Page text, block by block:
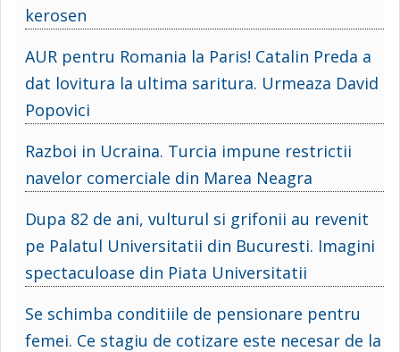
kerosen
AUR pentru Romania la Paris! Catalin Preda a
dat lovitura la ultima saritura. Urmeaza David
Popovici
Razboi in Ucraina. Turcia impune restrictii
navelor comerciale din Marea Neagra
Dupa 82 de ani, vulturul si grifonii au revenit
pe Palatul Universitatii din Bucuresti. Imagini
spectaculoase din Piata Universitatii
Se schimba conditiile de pensionare pentru
femei. Ce stagiu de cotizare este necesar de la